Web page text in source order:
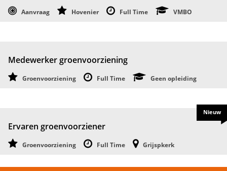
Aanvraag Hovenier Full Time VMBO
Medewerker groenvoorziening
Groenvoorziening Full Time Geen opleiding
Ervaren groenvoorziener
Groenvoorziening Full Time Grijspkerk
Nieuw